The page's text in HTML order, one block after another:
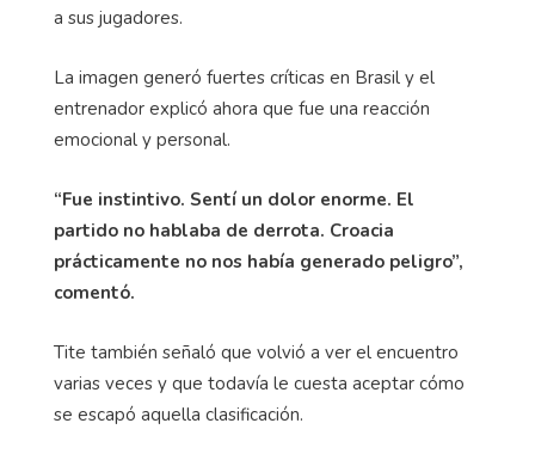
a sus jugadores.
La imagen generó fuertes críticas en Brasil y el
entrenador explicó ahora que fue una reacción
emocional y personal.
“Fue instintivo. Sentí un dolor enorme. El
partido no hablaba de derrota. Croacia
prácticamente no nos había generado peligro”,
comentó.
Tite también señaló que volvió a ver el encuentro
varias veces y que todavía le cuesta aceptar cómo
se escapó aquella clasificación.